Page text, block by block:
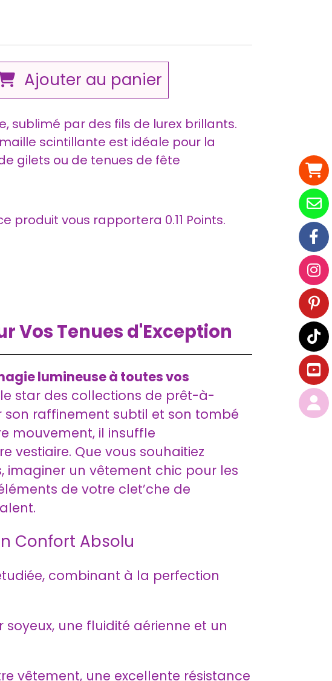
Ajouter au panier
sublimé par des fils de lurex brillants.
scintillante est idéale pour la
gilets ou de tenues de fête
produit vous rapportera 0.11 Points.
Vos Tenues d'Exception
lumineuse à toutes vos
star des collections de prêt-à-
son raffinement subtil et son tombé
mouvement, il insuffle
Que vous souhaitiez
un vêtement chic pour les
de votre clet’che de
Confort Absolu
combinant à la perfection
une fluidité aérienne et un
vêtement, une excellente résistance